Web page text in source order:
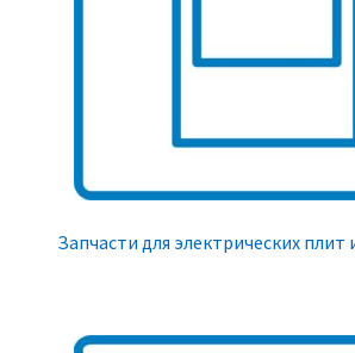
Запчасти для электрических плит